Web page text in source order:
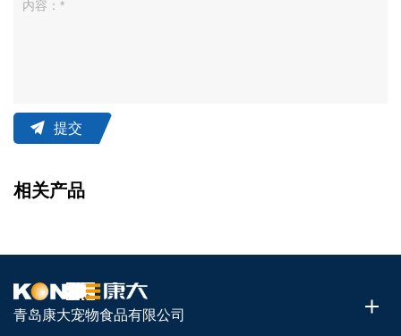
提交
相关产品
青岛康大宠物食品有限公司